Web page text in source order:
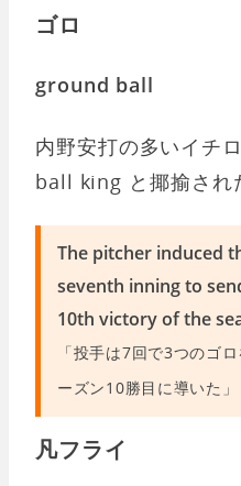
ゴロ
ground ball
内野安打の多いイチ
ball king と揶揄され
The pitcher induced
seventh inning to
10th victory of the
「投手は7回で3つのゴ
ーズン10勝目に導いた」
凡フライ